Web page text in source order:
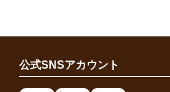
公式SNSアカウント